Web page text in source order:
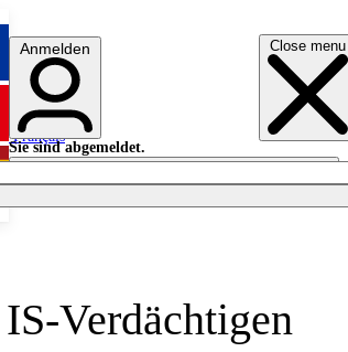
Close menu
English
Français
Anmelden
Sie sind abgemeldet.
Anmelden
Licht aus
Verdächtigen